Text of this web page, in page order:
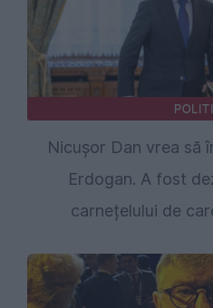
Nicușor Dan vrea să
Erdogan. A fost
carnețelului de